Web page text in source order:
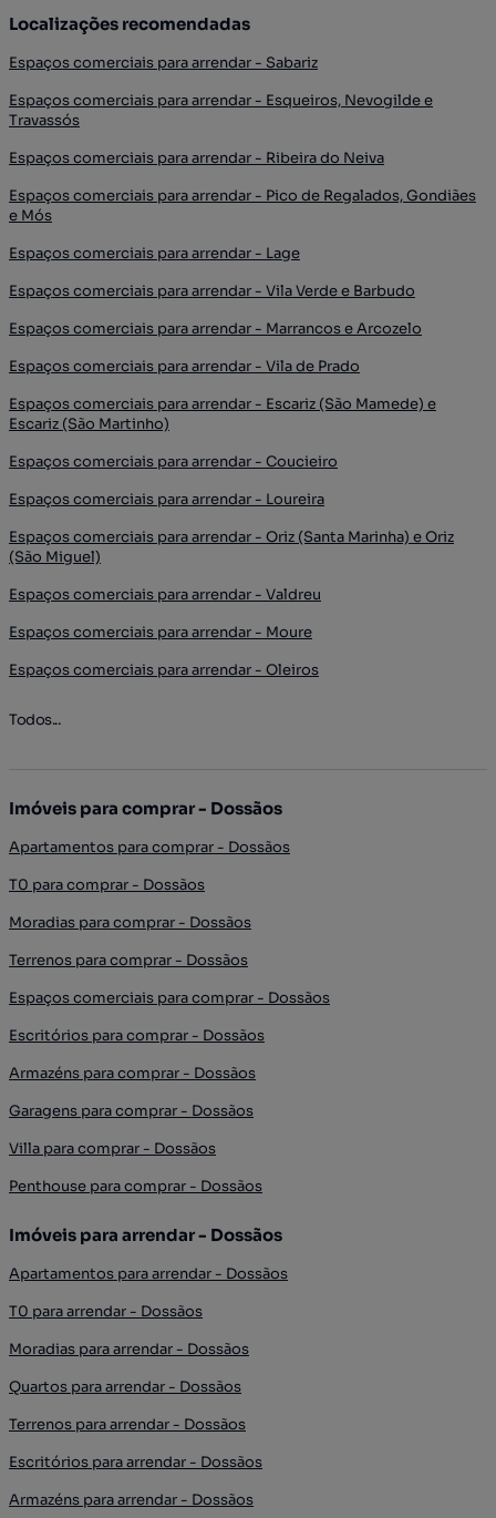
Localizações recomendadas
Espaços comerciais para arrendar - Sabariz
Espaços comerciais para arrendar - Esqueiros, Nevogilde e
Travassós
Espaços comerciais para arrendar - Ribeira do Neiva
Espaços comerciais para arrendar - Pico de Regalados, Gondiães
e Mós
Espaços comerciais para arrendar - Lage
Espaços comerciais para arrendar - Vila Verde e Barbudo
Espaços comerciais para arrendar - Marrancos e Arcozelo
Espaços comerciais para arrendar - Vila de Prado
Espaços comerciais para arrendar - Escariz (São Mamede) e
Escariz (São Martinho)
Espaços comerciais para arrendar - Coucieiro
Espaços comerciais para arrendar - Loureira
Espaços comerciais para arrendar - Oriz (Santa Marinha) e Oriz
(São Miguel)
Espaços comerciais para arrendar - Valdreu
Espaços comerciais para arrendar - Moure
Espaços comerciais para arrendar - Oleiros
Todos...
Imóveis para comprar - Dossãos
Apartamentos para comprar - Dossãos
T0 para comprar - Dossãos
Moradias para comprar - Dossãos
Terrenos para comprar - Dossãos
Espaços comerciais para comprar - Dossãos
Escritórios para comprar - Dossãos
Armazéns para comprar - Dossãos
Garagens para comprar - Dossãos
Villa para comprar - Dossãos
Penthouse para comprar - Dossãos
Imóveis para arrendar - Dossãos
Apartamentos para arrendar - Dossãos
T0 para arrendar - Dossãos
Moradias para arrendar - Dossãos
Quartos para arrendar - Dossãos
Terrenos para arrendar - Dossãos
Escritórios para arrendar - Dossãos
Armazéns para arrendar - Dossãos